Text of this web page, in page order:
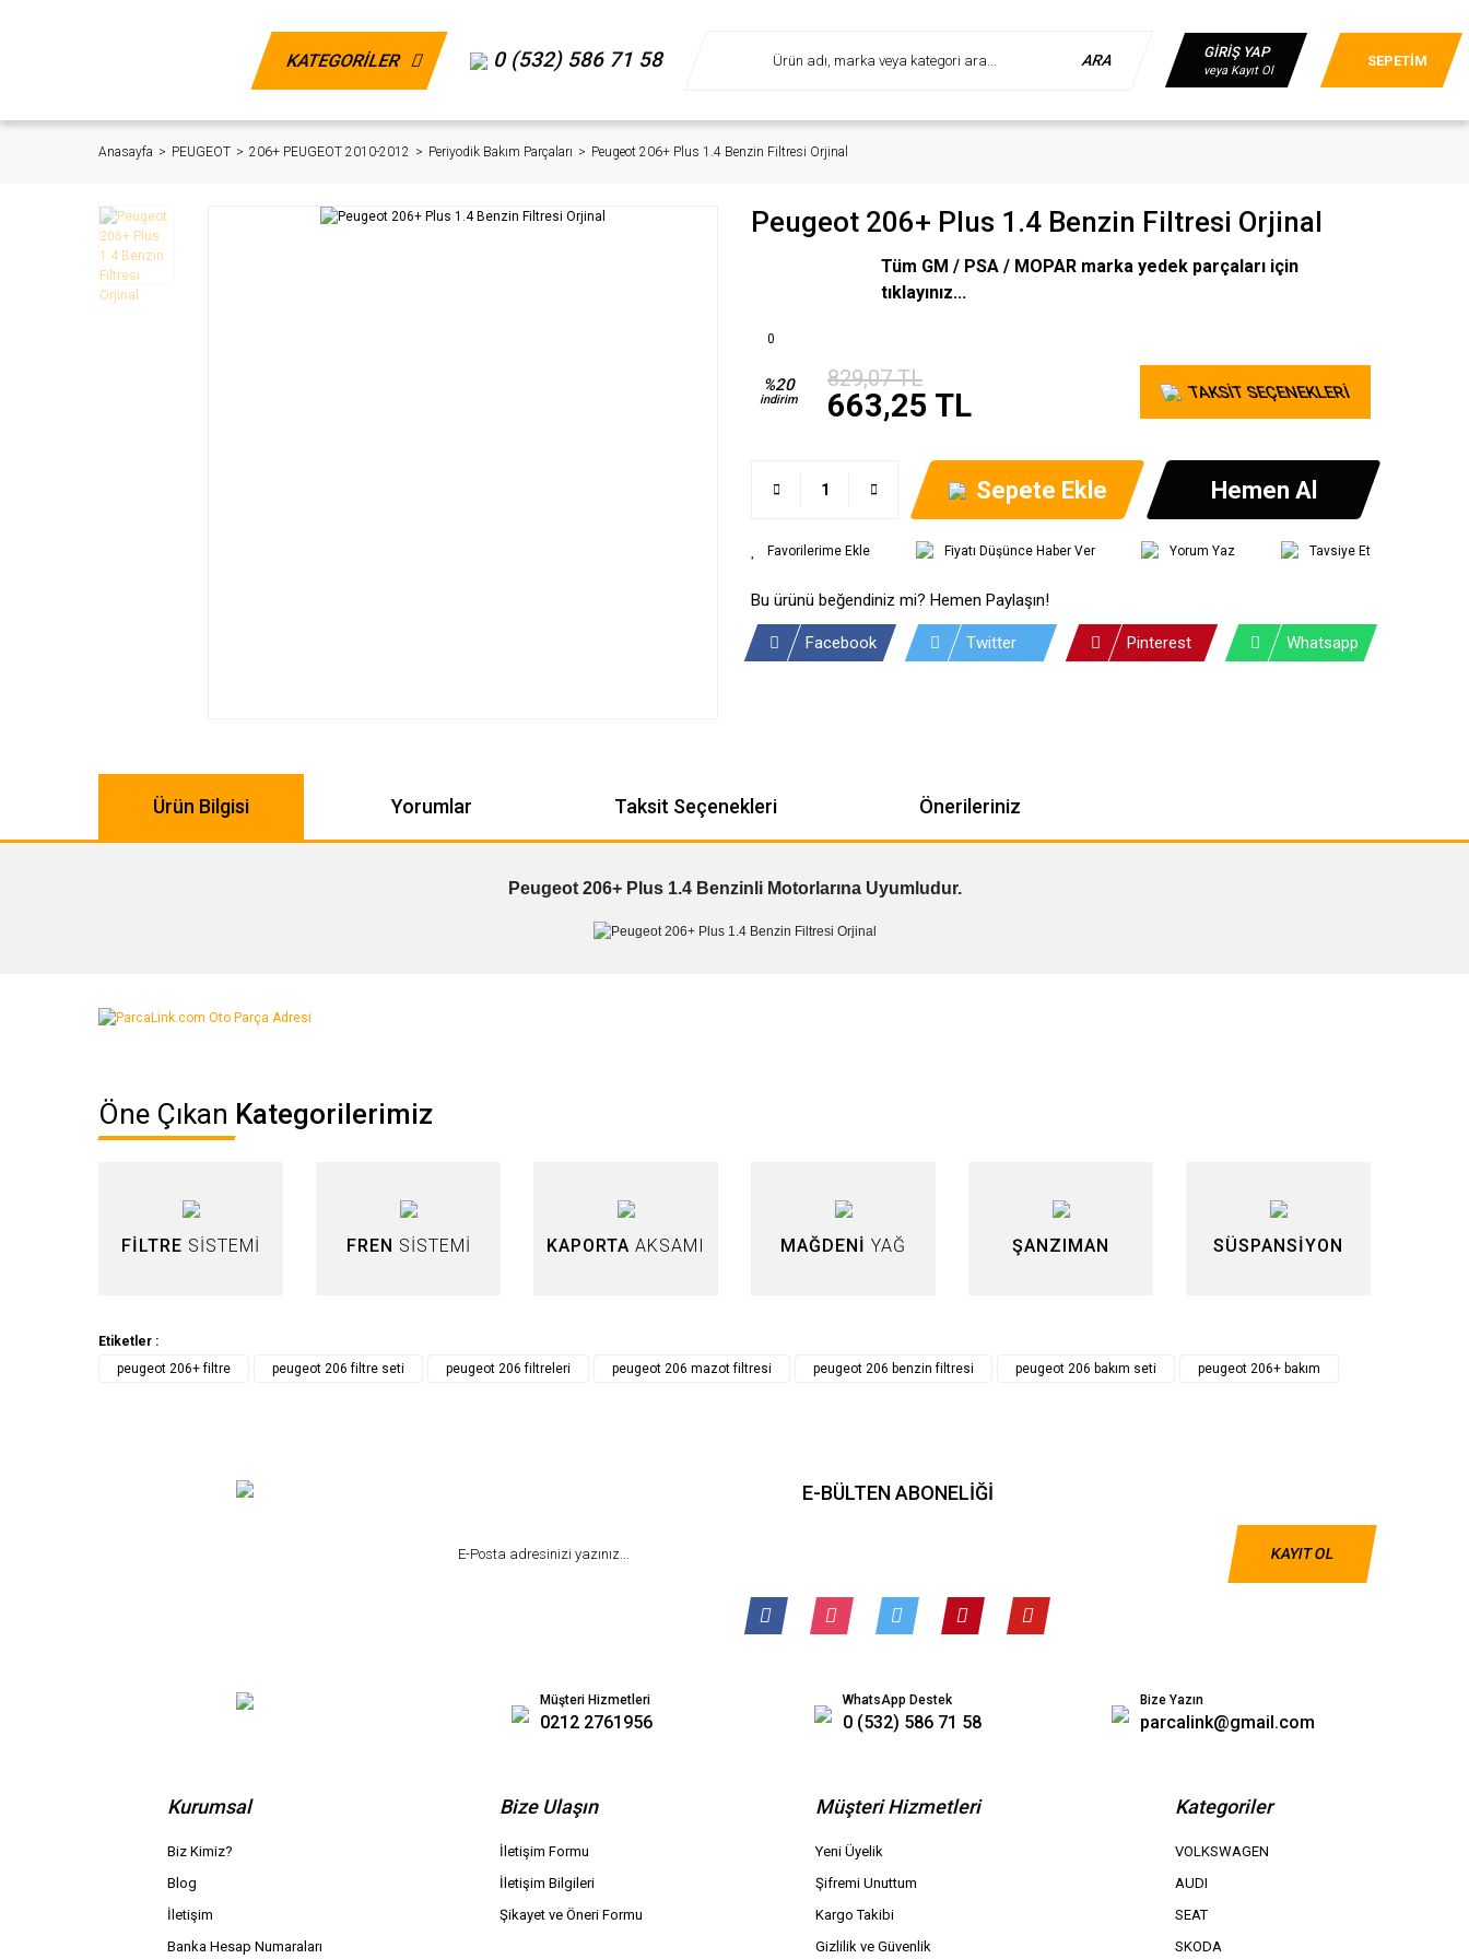
KATEGORİLER 0 (532) 586 71 58 ARA GİRİŞ YAP
veya Kayıt Ol
SEPETİM
Anasayfa PEUGEOT 206+ PEUGEOT 2010-2012 Periyodik Bakım Parçaları Peugeot 206+ Plus 1.4 Benzin Filtresi Orjinal
Peugeot 206+ Plus 1.4 Benzin Filtresi Orjinal
Tüm GM / PSA / MOPAR marka yedek parçaları için
tıklayınız...
0
%20
indirim
829,07 TL
663,25 TL TAKSİT SEÇENEKLERİ
Sepete Ekle Hemen Al
Fiyatı Düşünce Haber Ver Yorum Yaz Tavsiye Et
Bu ürünü beğendiniz mi? Hemen Paylaşın!
Facebook Twitter Pinterest Whatsapp
Ürün Bilgisi Yorumlar Taksit Seçenekleri Önerileriniz
Peugeot 206+ Plus 1.4 Benzinli Motorlarına Uyumludur.
Bu ürünün fiyat bilgisi, resim, ürün açıklamalarında ve diğer konularda yetersiz gördüğünüz noktaları öneri formunu kullanarak tarafımıza iletebilirsiniz.
Ürün açıklamasında eksik bilgiler bulunuyor.
Bu ürüne benzer farklı alternatifler olmalı.
Gönder
Öne Çıkan Kategorilerimiz
FİLTRE SİSTEMİ FREN SİSTEMİ KAPORTA AKSAMI MAĞDENİ YAĞ ŞANZIMAN SÜSPANSİYON
Etiketler :
peugeot 206+ filtre
peugeot 206 filtre seti peugeot 206 filtreleri peugeot 206 mazot filtresi peugeot 206 benzin filtresi peugeot 206 bakım seti peugeot 206+ bakım
E-BÜLTEN ABONELİĞİ
KAYIT OL
Müşteri Hizmetleri
0212 2761956
WhatsApp Destek
0 (532) 586 71 58
Bize Yazın
parcalink@gmail.com
Kurumsal
Biz Kimiz?
Blog
İletişim
Banka Hesap Numaraları
Bize Ulaşın
İletişim Formu
İletişim Bilgileri
Şikayet ve Öneri Formu
Müşteri Hizmetleri
Yeni Üyelik
Şifremi Unuttum
Kargo Takibi
Gizlilik ve Güvenlik
Kategoriler
VOLKSWAGEN
AUDI
SEAT
SKODA